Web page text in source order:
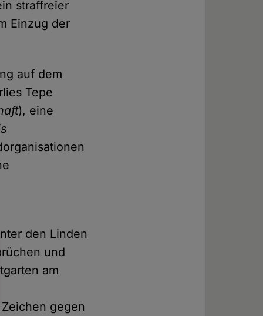
straffreier
Einzug der
auf dem
Tepe
), eine
den Linden
und
am
gegen